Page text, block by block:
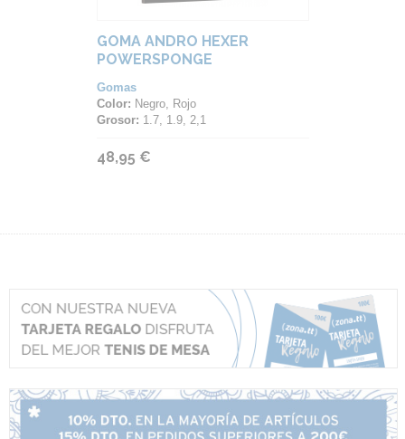
GOMA ANDRO HEXER
POWERSPONGE
Gomas
Color: Negro, Rojo
Grosor: 1.7, 1.9, 2,1
48,95 €